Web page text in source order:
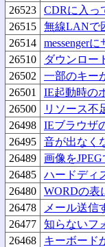
26523
CDRに入っ
26515
無線LANで
26514
messenger
26510
ダウンロー
26502
一部のキー
26501
IE起動時の
26500
リソース不
26498
IEブラウザ
26495
音が出なく
26489
画像を
26485
ハードディ
26480
WORDの表
26478
メール送信
26477
知らないフ
26468
キーボー